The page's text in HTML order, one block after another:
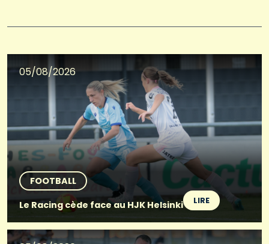
05/08/2026
FOOTBALL
Le Racing cède face au HJK Helsinki
LIRE